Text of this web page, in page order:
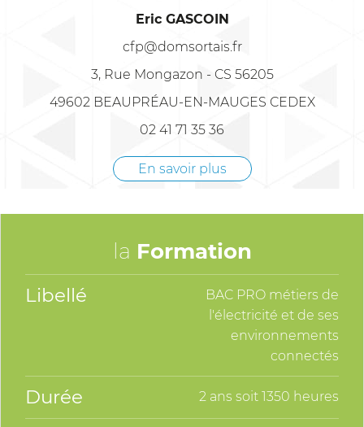
Eric GASCOIN
cfp@domsortais.fr
3, Rue Mongazon - CS 56205
49602 BEAUPRÉAU-EN-MAUGES CEDEX
02 41 71 35 36
En savoir plus
la Formation
Libellé
BAC PRO métiers de
l'électricité et de ses
environnements
connectés
Durée 2 ans soit 1350 heures